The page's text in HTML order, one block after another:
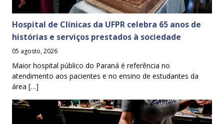
Hospital de Clínicas da UFPR celebra 65 anos de
histórias e serviços prestados à sociedade
05 agosto, 2026
Maior hospital público do Paraná é referência no
atendimento aos pacientes e no ensino de estudantes da
área […]